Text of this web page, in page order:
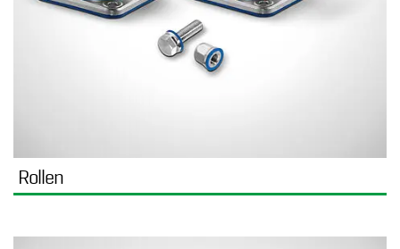
Rollen